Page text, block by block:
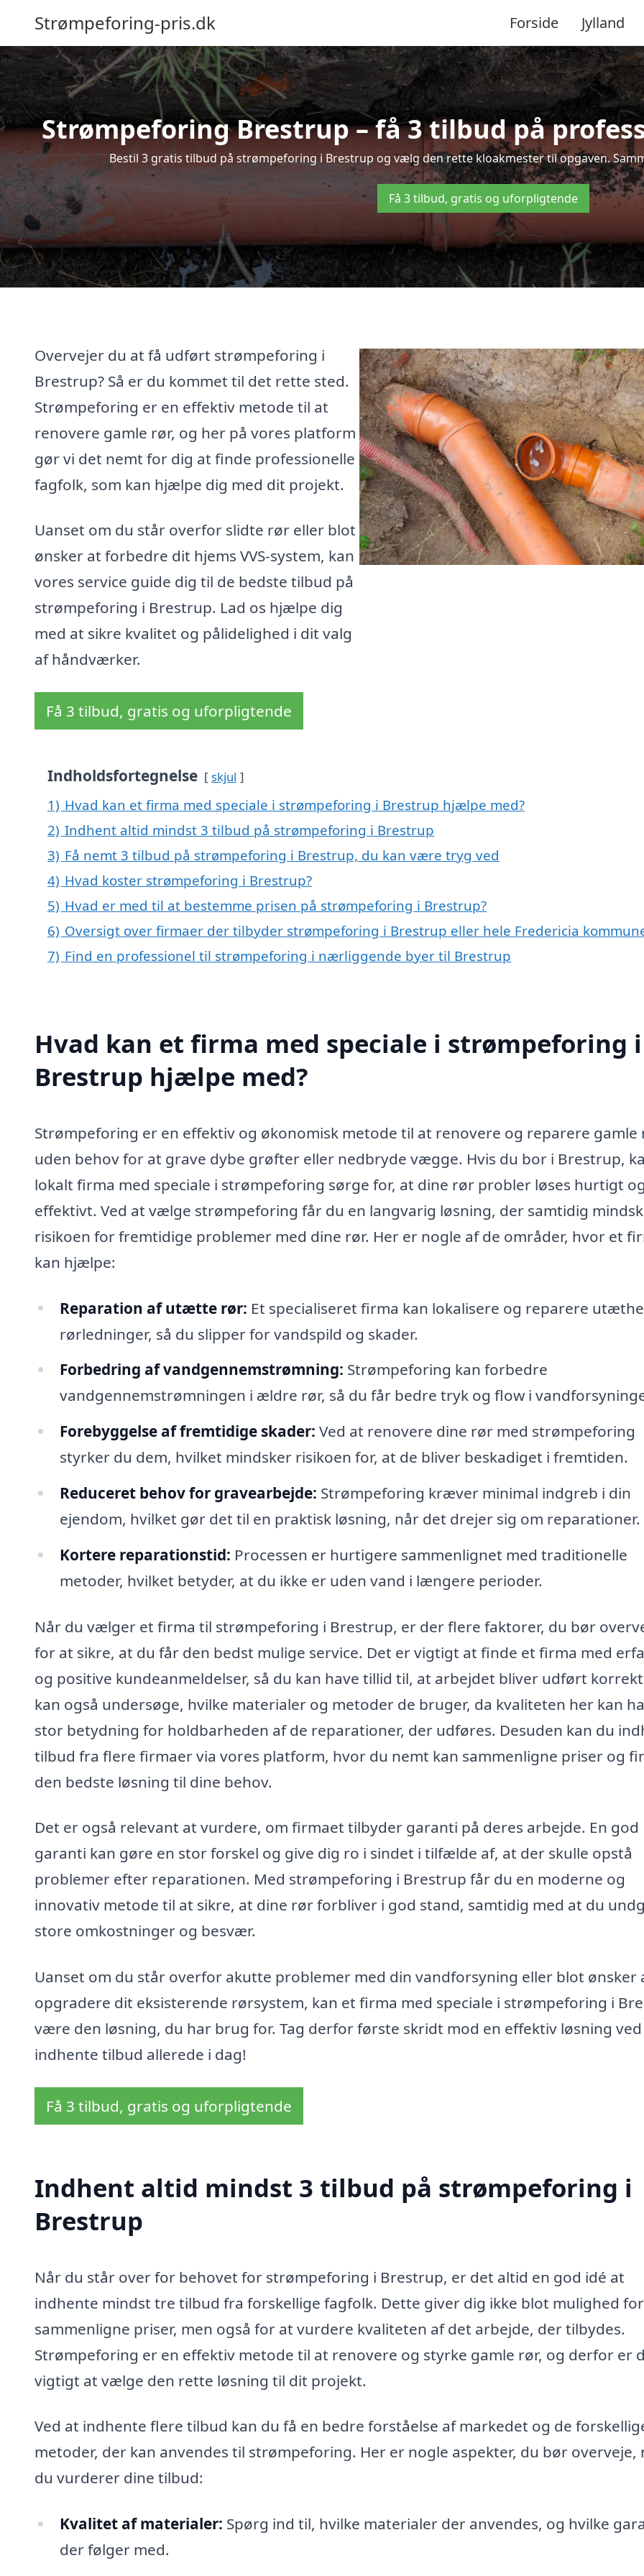
Strømpeforing-pris.dk Forside Jylland
Strømpeforing Brestrup – få 3 tilbud på
Bestil 3 gratis tilbud på strømpeforing i Brestrup og vælg den rette kloakmester til opgaven.
Få 3 tilbud, gratis og uforpligtende
Overvejer du at få udført strømpeforing i
Brestrup? Så er du kommet til det rette sted.
Strømpeforing er en effektiv metode til at
renovere gamle rør, og her på vores platform
gør vi det nemt for dig at finde professionelle
fagfolk, som kan hjælpe dig med dit projekt.
Uanset om du står overfor slidte rør eller blot
ønsker at forbedre dit hjems VVS-system, kan
vores service guide dig til de bedste tilbud på
strømpeforing i Brestrup. Lad os hjælpe dig
med at sikre kvalitet og pålidelighed i dit valg
af håndværker.
Få 3 tilbud, gratis og uforpligtende
Indholdsfortegnelse skjul
1) Hvad kan et firma med speciale i strømpeforing i Brestrup hjælpe med?
2) Indhent altid mindst 3 tilbud på strømpeforing i Brestrup
3) Få nemt 3 tilbud på strømpeforing i Brestrup, du kan være tryg ved
4) Hvad koster strømpeforing i Brestrup?
5) Hvad er med til at bestemme prisen på strømpeforing i Brestrup?
6) Oversigt over firmaer der tilbyder strømpeforing i Brestrup eller hele Fredericia
7) Find en professionel til strømpeforing i nærliggende byer til Brestrup
Hvad kan et firma med speciale i strømpeforing i
Brestrup hjælpe med?
Strømpeforing er en effektiv og økonomisk metode til at renovere og reparere gamle
uden behov for at grave dybe grøfter eller nedbryde vægge. Hvis du bor i Brestrup,
lokalt firma med speciale i strømpeforing sørge for, at dine rør probler løses hurtigt
effektivt. Ved at vælge strømpeforing får du en langvarig løsning, der samtidig
risikoen for fremtidige problemer med dine rør. Her er nogle af de områder, hvor et
kan hjælpe:
Reparation af utætte rør: Et specialiseret firma kan lokalisere og reparere
rørledninger, så du slipper for vandspild og skader.
Forbedring af vandgennemstrømning: Strømpeforing kan forbedre
vandgennemstrømningen i ældre rør, så du får bedre tryk og flow i
Forebyggelse af fremtidige skader: Ved at renovere dine rør med strømpeforing
styrker du dem, hvilket mindsker risikoen for, at de bliver beskadiget i fremtiden.
Reduceret behov for gravearbejde: Strømpeforing kræver minimal indgreb i din
ejendom, hvilket gør det til en praktisk løsning, når det drejer sig om reparationer.
Kortere reparationstid: Processen er hurtigere sammenlignet med traditionelle
metoder, hvilket betyder, at du ikke er uden vand i længere perioder.
Når du vælger et firma til strømpeforing i Brestrup, er der flere faktorer, du bør
for at sikre, at du får den bedst mulige service. Det er vigtigt at finde et firma med
og positive kundeanmeldelser, så du kan have tillid til, at arbejdet bliver udført
kan også undersøge, hvilke materialer og metoder de bruger, da kvaliteten her kan
stor betydning for holdbarheden af de reparationer, der udføres. Desuden kan du
tilbud fra flere firmaer via vores platform, hvor du nemt kan sammenligne priser og
den bedste løsning til dine behov.
Det er også relevant at vurdere, om firmaet tilbyder garanti på deres arbejde. En god
garanti kan gøre en stor forskel og give dig ro i sindet i tilfælde af, at der skulle opstå
problemer efter reparationen. Med strømpeforing i Brestrup får du en moderne og
innovativ metode til at sikre, at dine rør forbliver i god stand, samtidig med at du
store omkostninger og besvær.
Uanset om du står overfor akutte problemer med din vandforsyning eller blot ønsker
opgradere dit eksisterende rørsystem, kan et firma med speciale i strømpeforing i
være den løsning, du har brug for. Tag derfor første skridt mod en effektiv løsning
indhente tilbud allerede i dag!
Få 3 tilbud, gratis og uforpligtende
Indhent altid mindst 3 tilbud på strømpeforing i
Brestrup
Når du står over for behovet for strømpeforing i Brestrup, er det altid en god idé at
indhente mindst tre tilbud fra forskellige fagfolk. Dette giver dig ikke blot mulighed
sammenligne priser, men også for at vurdere kvaliteten af det arbejde, der tilbydes.
Strømpeforing er en effektiv metode til at renovere og styrke gamle rør, og derfor er
vigtigt at vælge den rette løsning til dit projekt.
Ved at indhente flere tilbud kan du få en bedre forståelse af markedet og de
metoder, der kan anvendes til strømpeforing. Her er nogle aspekter, du bør overveje,
du vurderer dine tilbud:
Kvalitet af materialer: Spørg ind til, hvilke materialer der anvendes, og hvilke
der følger med.